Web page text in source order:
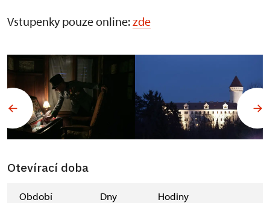
Vstupenky pouze online:zde
Otevírací doba
Období Dny Hodiny